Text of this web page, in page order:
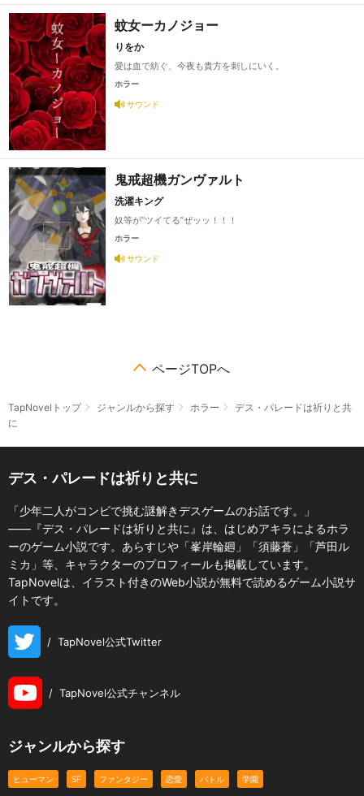
蚊女ーカノジョー
りをか
愛は血で紡ぐ、今夜も貴方を刺しにいく。
ホラー
サウンド
鬼戒超機ガンヴァルト
洗濯キング
奴等が“ツイてる”ぜッッ！！！
ホラー
サウンド
ページTOPへ
TapNovelトップ ジャンルから探す ホラー
デス・パレードは祈りと共
に
デス・パレードは祈りと共に
「少年二人がコンビで挑む謎解きデスゲームのお話です。」
――『デス・パレードは祈りと共に』は、はじめアキラによるホラ
ーのゲーム小説です。あらすじや「峯岸輪廻」「須藤蒼」「芦田ル
ミカ」等、キャラクターのプロフィールも掲載しています。
TapNovelは、イラスト付きのWeb小説が無料で読めるゲーム小説サ
イトです。
/ TapNovel公式Twitter
/ TapNovel公式チャンネル
ジャンルから探す
ヒューマン SF ファンタジー 恋愛 バトル 学園